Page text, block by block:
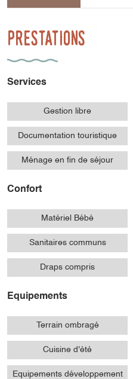
Prestations
Services
Gestion libre
Documentation touristique
Ménage en fin de séjour
Confort
Matériel Bébé
Sanitaires communs
Draps compris
Equipements
Terrain ombragé
Cuisine d'été
Equipements développement